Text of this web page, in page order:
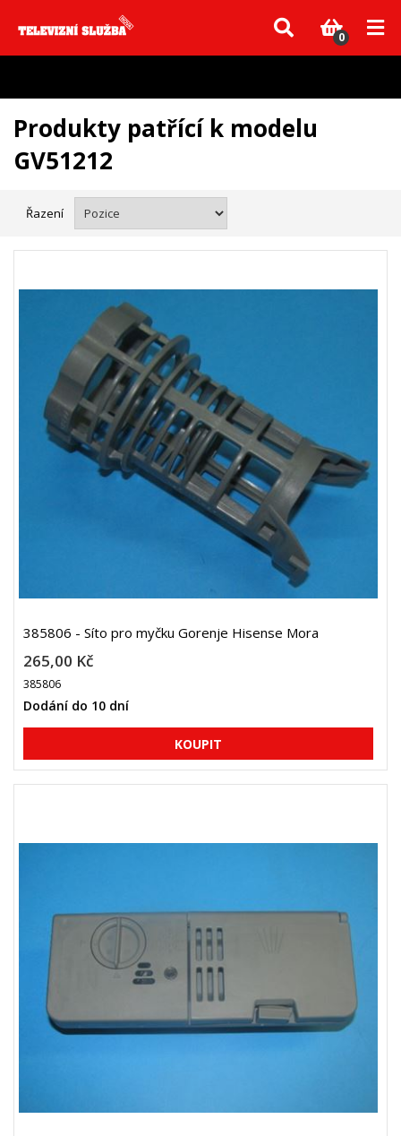
Vzhledem k aktuální situaci se může dodání dílů, které nejsou skladem,
zpozdit. Děkujeme za pochopení.
0
Produkty patřící k modelu
GV51212
Řazení
385806 - Síto pro myčku Gorenje Hisense Mora
265,00 Kč
385806
Dodání do 10 dní